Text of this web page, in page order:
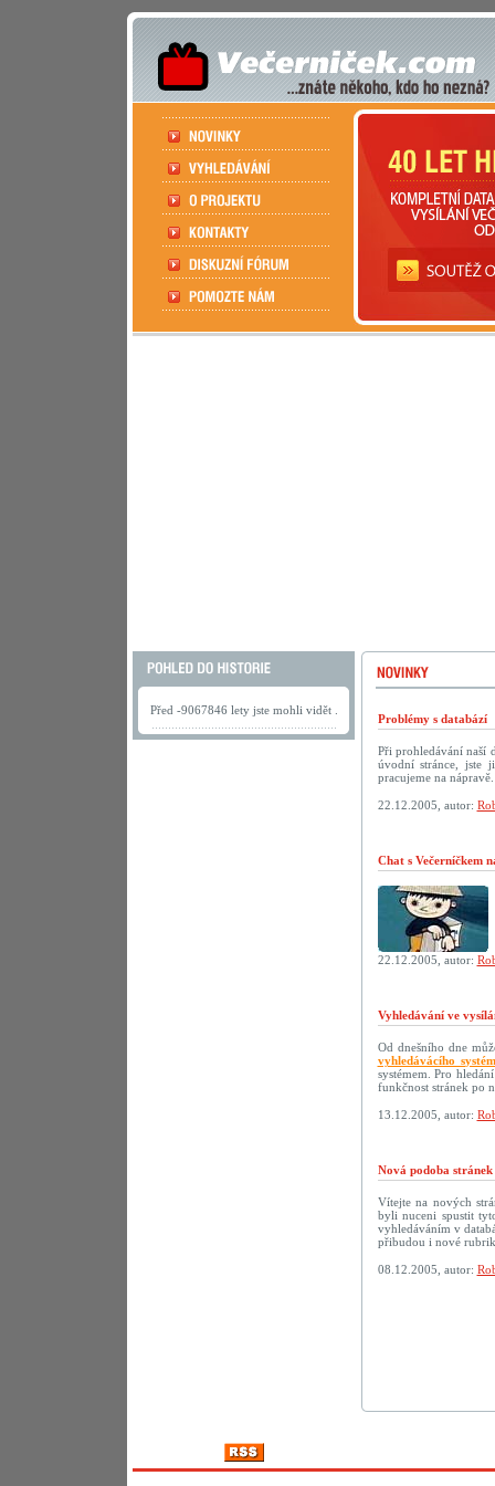
Před -9067846 lety jste mohli vidět .
Problémy s databází
Při prohledávání naší
úvodní stránce, jste
pracujeme na
22.12.2005, autor:
Chat s Večerníčkem
22.12.2005, autor:
Vyhledávání ve
Od dnešního dne
vyhledávácího
systémem. Pro
funkčnost stránek po
13.12.2005, autor:
Nová podoba
Vítejte na nových
byli nuceni spustit
vyhledáváním v
přibudou i nové
08.12.2005, autor: